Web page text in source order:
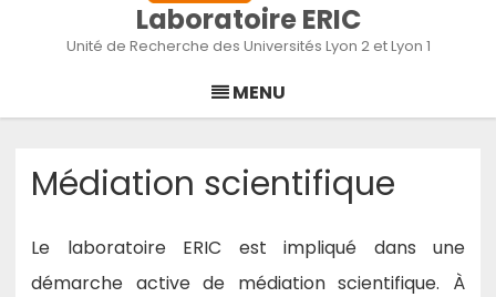
Laboratoire ERIC
Unité de Recherche des Universités Lyon 2 et Lyon 1
to
content
MENU
Médiation scientifique
Le laboratoire ERIC est impliqué dans une
démarche active de médiation scientifique. À